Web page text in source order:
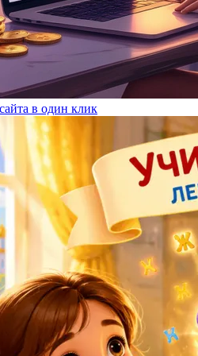
в один клик